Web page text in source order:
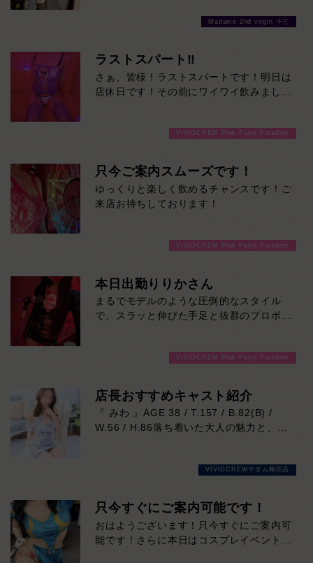
Madame 2nd virgin 十三
ラストスパート‼
さぁ、皆様！ラストスパートです！明日は
店休日です！その前にワイワイ飲みましょ
VIVIDCREW Pink Party Paradise
只今ご案内スムーズです！
ゆっくりと楽しく飲めるチャンスです！ご
来店お待ちしております！
VIVIDCREW Pink Party Paradise
本日出勤りりかさん
まるでモデルのような圧倒的なスタイル
で、スラッと伸びた手足と抜群のプロポー
親しみやすい雰囲気も魅力のひとつ。初め
い時間を過ごしていただけます。気になる
方はご来店お待ちしております！
VIVIDCREW Pink Party Paradise
店長おすすめキャスト紹介
『 みわ 』AGE 38 / T.157 / B.82(B) /
W.56 / H.86落ち着いた大人の魅力と、思
実際はマイペースで優しく、自然体で過ご
な気配りや穏やかな雰囲気はまさに癒しそ
のもの。お仕事は未経験だからこその初々
しさも、今しか味わえない特別な魅力で
す。会話の引き出しも豊富。飾らない笑顔
VIVIDCREWマダム梅田店
只今すぐにご案内可能です！
おはようございます！只今すぐにご案内可
能です！さらに本日はコスプレイベントも